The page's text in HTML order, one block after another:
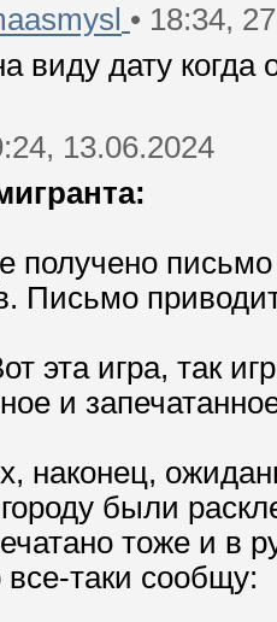
• 18:34,
виду дату когда
13.06.2024
получено
Письмо
эта игра, так
и
наконец,
были
тоже и в
все-таки сообщу: